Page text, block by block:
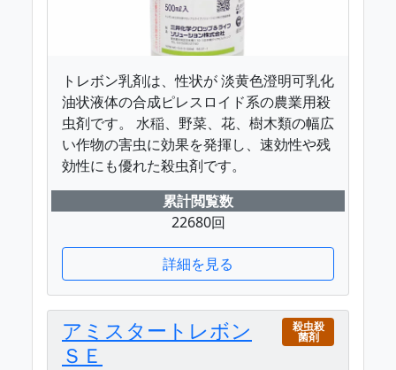
トレボン乳剤は、性状が 淡黄色澄明可乳化
油状液体の合成ピレスロイド系の農業用殺
虫剤です。 水稲、野菜、花、樹木類の幅広
い作物の害虫に効果を発揮し、速効性や残
効性にも優れた殺虫剤です。
累計閲覧数
22680回
詳細を見る
アミスタートレボン
ＳＥ
殺虫殺
菌剤